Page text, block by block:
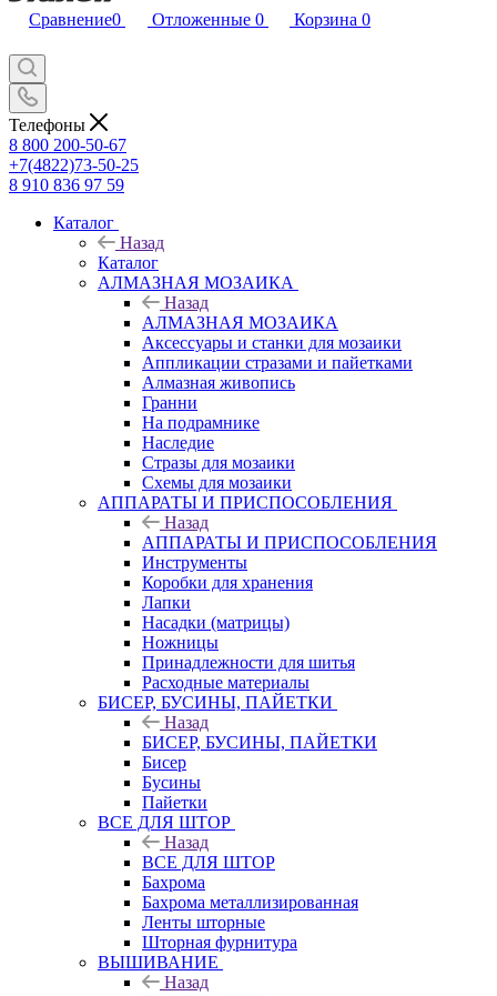
Сравнение0 Отложенные 0 Корзина 0
Телефоны
8 800 200-50-67
+7(4822)73-50-25
8 910 836 97 59
Каталог
Назад
Каталог
АЛМАЗНАЯ МОЗАИКА
Назад
АЛМАЗНАЯ МОЗАИКА
Аксессуары и станки для мозаики
Аппликации стразами и пайетками
Алмазная живопись
Гранни
На подрамнике
Наследие
Стразы для мозаики
Схемы для мозаики
АППАРАТЫ И ПРИСПОСОБЛЕНИЯ
Назад
АППАРАТЫ И ПРИСПОСОБЛЕНИЯ
Инструменты
Коробки для хранения
Лапки
Насадки (матрицы)
Ножницы
Принадлежности для шитья
Расходные материалы
БИСЕР, БУСИНЫ, ПАЙЕТКИ
Назад
БИСЕР, БУСИНЫ, ПАЙЕТКИ
Бисер
Бусины
Пайетки
ВСЕ ДЛЯ ШТОР
Назад
ВСЕ ДЛЯ ШТОР
Бахрома
Бахрома металлизированная
Ленты шторные
Шторная фурнитура
ВЫШИВАНИЕ
Назад